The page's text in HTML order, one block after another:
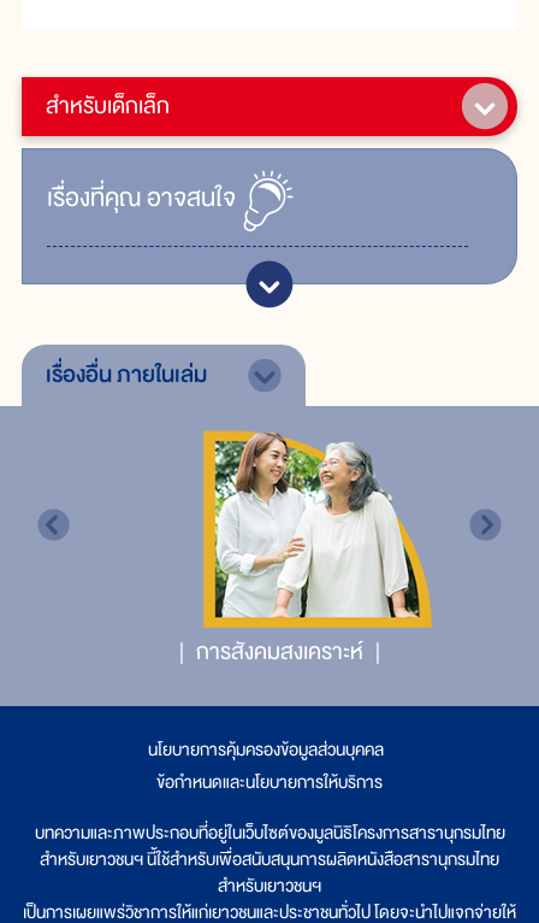
สำหรับเด็กเล็ก
เรื่ิองที่คุณอาจสนใจ
เรื่องอื่นภายในเล่ม
การสังคมสงเคราะห์
นโยบายการคุ้มครองข้อมูลส่วนบุคคล
ข้อกำหนดและนโยบายการให้บริการ
บทความและภาพประกอบที่อยู่ในเว็บไซต์ของมูลนิธิโครงการสารานุกรมไทย
สำหรับเยาวชนฯ นี้ใช้สำหรับเพื่อสนับสนุนการผลิตหนังสือสารานุกรมไทย
สำหรับเยาวชนฯ
เป็นการเผยแพร่วิชาการให้แก่เยาวชนและประชาชนทั่วไป โดยจะนำไปแจกจ่ายให้